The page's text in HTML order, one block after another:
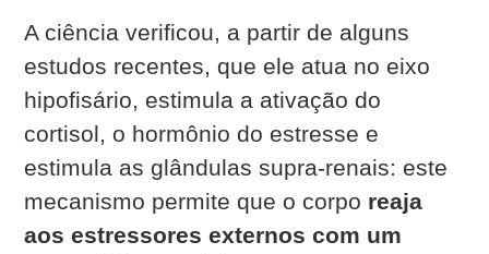
A ciência verificou, a partir de alguns
estudos recentes, que ele atua no eixo
hipofisário, estimula a ativação do
cortisol, o hormônio do estresse e
estimula as glândulas supra-renais: este
mecanismo permite que o corpo reaja
aos estressores externos com um